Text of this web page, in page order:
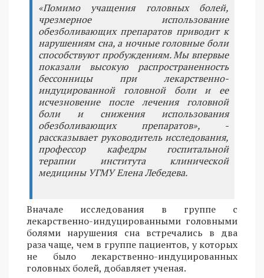
«Помимо учащения головных болей,
чрезмерное использование
обезболивающих препаратов приводит к
нарушениям сна, а ночные головные боли
способствуют пробуждениям. Мы впервые
показали высокую распространенность
бессонницы при лекарственно-
индуцированной головной боли и ее
исчезновение после лечения головной
боли и снижения использования
обезболивающих препаратов», -
рассказывает руководитель исследования,
профессор кафедры госпитальной
терапии института клинической
медицины УГМУ Елена Лебедева.
Вначале исследования в группе с
лекарственно-индуцированными головными
болями нарушения сна встречались в два
раза чаще, чем в группе пациентов, у которых
не было лекарственно-индуцированных
головных болей, добавляет ученая.